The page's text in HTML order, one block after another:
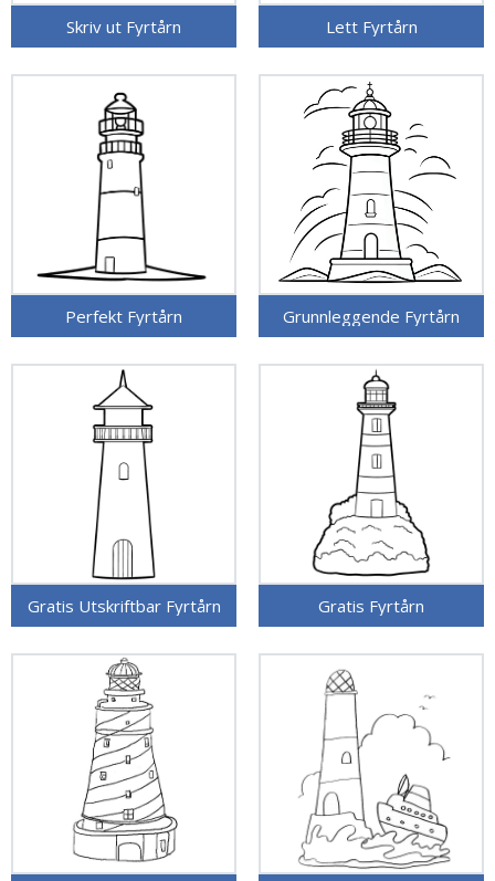
Skriv ut Fyrtårn Lett Fyrtårn
Perfekt Fyrtårn Grunnleggende Fyrtårn
Gratis Utskriftbar Fyrtårn Gratis Fyrtårn